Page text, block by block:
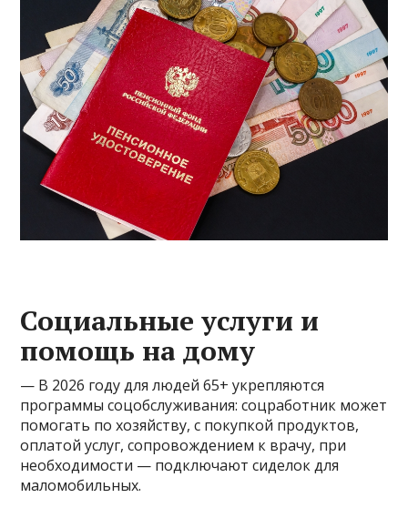
Социальные услуги и
помощь на дому
— В 2026 году для людей 65+ укрепляются
программы соцобслуживания: соцработник может
помогать по хозяйству, с покупкой продуктов,
оплатой услуг, сопровождением к врачу, при
необходимости — подключают сиделок для
маломобильных.